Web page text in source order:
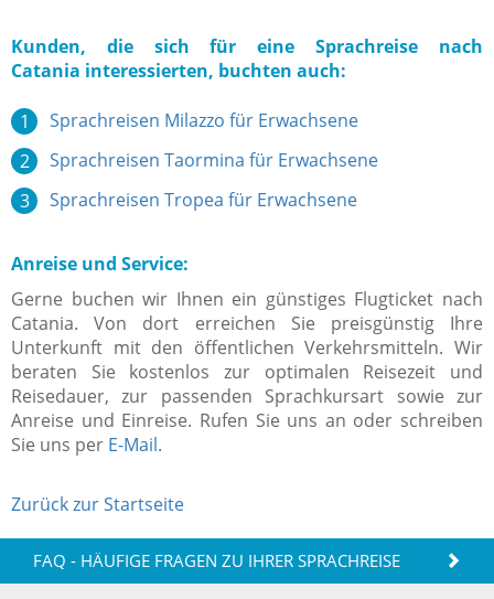
Kunden, die sich für eine Sprachreise nach
Catania interessierten, buchten auch:
Sprachreisen Milazzo für Erwachsene
Sprachreisen Taormina für Erwachsene
Sprachreisen Tropea für Erwachsene
Anreise und Service:
Gerne buchen wir Ihnen ein günstiges Flugticket nach
Catania. Von dort erreichen Sie preisgünstig Ihre
Unterkunft mit den öffentlichen Verkehrsmitteln. Wir
beraten Sie kostenlos zur optimalen Reisezeit und
Reisedauer, zur passenden Sprachkursart sowie zur
Anreise und Einreise. Rufen Sie uns an oder schreiben
Sie uns per E-Mail.
Zurück zur Startseite
FAQ - HÄUFIGE FRAGEN ZU IHRER SPRACHREISE